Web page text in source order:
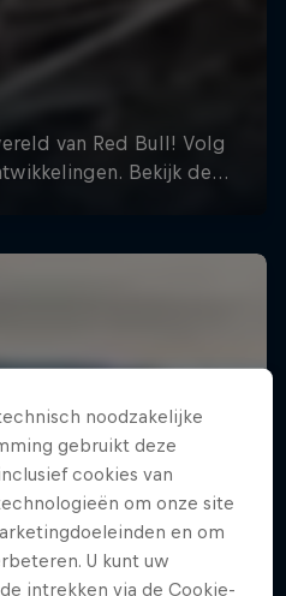
noodzakelijke
gebruikt deze
cookies van
om onze site
en om
U kunt uw
intrekken via de Cookie-